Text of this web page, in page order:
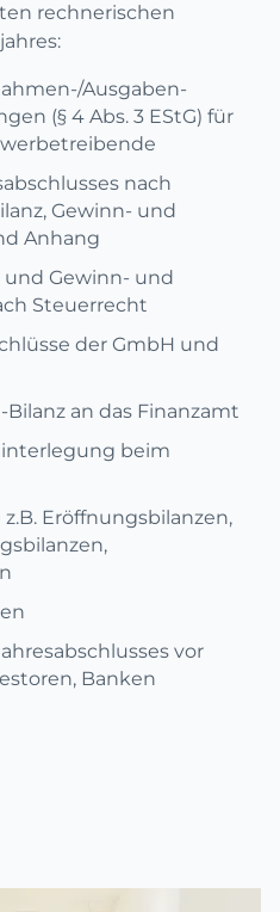
rechnerischen
Ausgaben-
(§ 4 Abs. 3 EStG) für
nach
Gewinn- und
Anhang
und Gewinn- und
Steuerrecht
der GmbH und
an das Finanzamt
beim
Eröffnungsbilanzen,
vor
Banken